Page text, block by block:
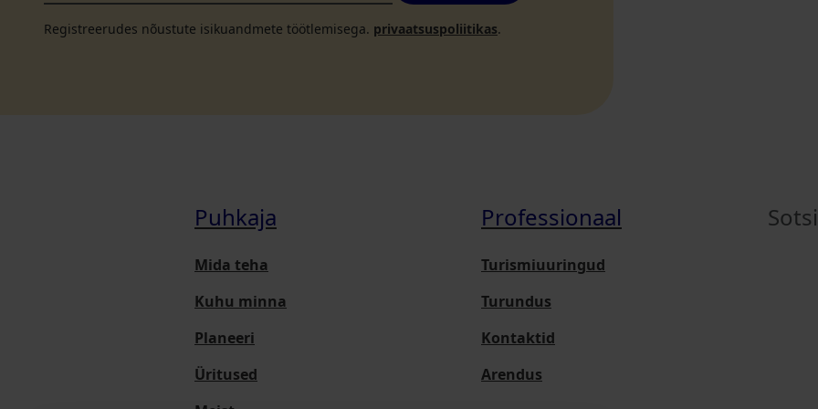
Registreerudes nõustute isikuandmete töötlemisega. privaatsuspoliitikas.
Puhkaja
Mida teha
Kuhu minna
Planeeri
Üritused
Professionaal
Turismiuuringud
Turundus
Kontaktid
Arendus